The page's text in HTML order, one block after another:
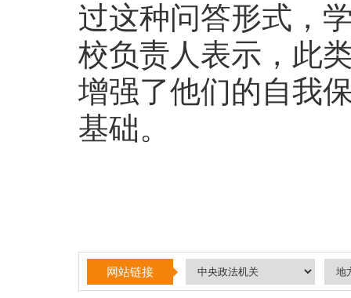
过这种问答形式，
校负责人表示，此
增强了他们的自我
基础。
网站链接